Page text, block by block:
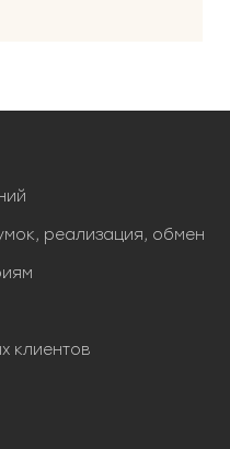
реализация, обмен
клиентов